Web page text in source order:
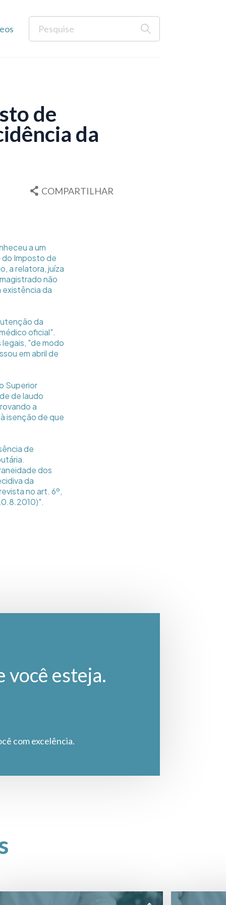
de
da
COMPARTILHAR
a um
do Imposto de
a relatora, juíza
não
existência da
da
oficial".
"de modo
em abril de
Superior
de laudo
a
isenção de que
de
dos
da
no art. 6º,
você esteja.
com excelência.